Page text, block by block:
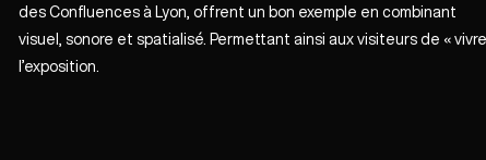
des Confluences à Lyon, offrent un bon exemple en combinant
visuel, sonore et spatialisé. Permettant ainsi aux visiteurs de «
l’exposition.